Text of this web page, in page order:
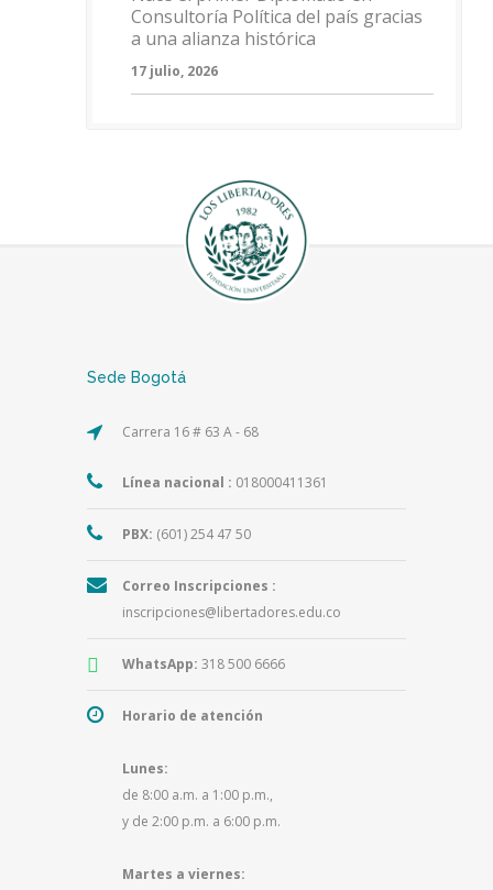
Consultoría Política del país gracias
a una alianza histórica
17 julio, 2026
Sede Bogotá
Carrera 16 # 63 A - 68
Línea nacional : 018000411361
PBX: (601) 254 47 50
Correo Inscripciones :
inscripciones@libertadores.edu.co
WhatsApp: 318 500 6666
Horario de atención
Lunes:
de 8:00 a.m. a 1:00 p.m.,
y de 2:00 p.m. a 6:00 p.m.
Martes a viernes: